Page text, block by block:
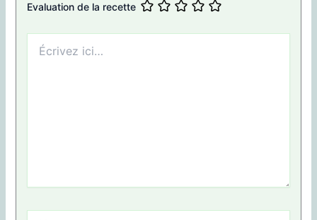
Evaluation de la recette
ici…